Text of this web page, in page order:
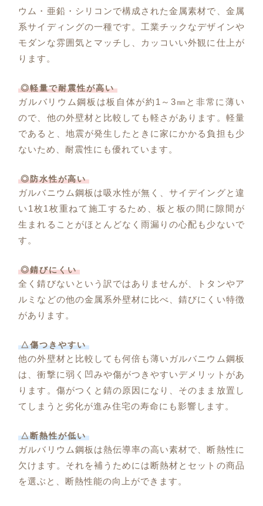
ウム・亜鉛・シリコンで構成された金属素材で、金属
系サイディングの一種です。工業チックなデザインや
モダンな雰囲気とマッチし、カッコいい外観に仕上が
ります。
◎軽量で耐震性が高い
ガルバリウム鋼板は板自体が約1～3㎜と非常に薄い
ので、他の外壁材と比較しても軽さがあります。軽量
であると、地震が発生したときに家にかかる負担も少
ないため、耐震性にも優れています。
◎防水性が高い
ガルバニウム鋼板は吸水性が無く、サイデイングと違
い1枚1枚重ねて施工するため、板と板の間に隙間が
生まれることがほとんどなく雨漏りの心配も少ないで
す。
◎錆びにくい
全く錆びないという訳ではありませんが、トタンやア
ルミなどの他の金属系外壁材に比べ、錆びにくい特徴
があります。
△傷つきやすい
他の外壁材と比較しても何倍も薄いガルバニウム鋼板
は、衝撃に弱く凹みや傷がつきやすいデメリットがあ
ります。傷がつくと錆の原因になり、そのまま放置し
てしまうと劣化が進み住宅の寿命にも影響します。
△断熱性が低い
ガルバリウム鋼板は熱伝導率の高い素材で、断熱性に
欠けます。それを補うためには断熱材とセットの商品
を選ぶと、断熱性能の向上ができます。